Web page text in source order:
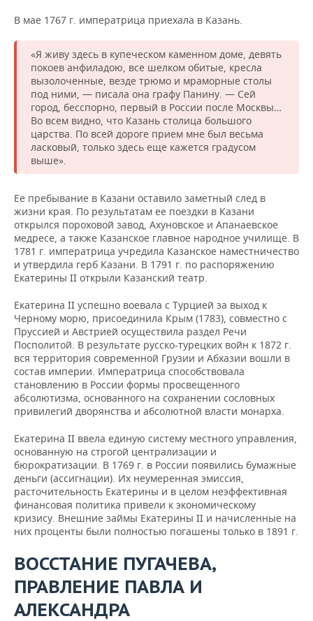
В мае 1767 г. императрица приехала в Казань.
«Я живу здесь в купеческом каменном доме, девять
покоев анфиладою, все шелком оби­тые, кресла
вызолоченные, везде трюмо и мраморные столы
под ними, — писала она графу Панину. — Сей
город, бесспорно, первый в России после Москвы…
Во всем видно, что Казань столица большого
царства. По всей дороге прием мне был весьма
ласковый, только здесь еще кажется градусом
выше».
Ее пребывание в Казани оставило заметный след в
жизни края. По результатам ее поездки в Казани
открылся пороховой завод, Ахуновское и Апанаевское
медресе, а также Казанское главное народное училище. В
1781 г. императрица учредила Казанское наместничество
и утвердила герб Казани. В 1791 г. по распоряжению
Екатерины II открыли Казанский театр.
Екатерина II успешно воевала с Турцией за выход к
Черному морю, присоединила Крым (1783), совместно с
Пруссией и Австрией осуществила раздел Речи
Посполитой. В результате русско-турецких войн к 1872 г.
вся территория современной Грузии и Абхазии вошли в
состав империи. Императрица способствовала
становлению в России формы просвещенного
абсолютизма, основанного на сохранении сословных
привилегий дворянства и абсолютной власти монарха.
Екатерина II ввела единую систему местного управления,
основанную на строгой централизации и
бюрократизации. В 1769 г. в России появились бумажные
деньги (ассигнации). Их неумеренная эмиссия,
расточительность Екатерины и в целом неэффективная
финансовая политика привели к экономическому
кризису. Внешние займы Екатерины II и начисленные на
них проценты были полностью погашены только в 1891 г.
ВОССТАНИЕ ПУГАЧЕВА,
ПРАВЛЕНИЕ ПАВЛА И
АЛЕКСАНДРА